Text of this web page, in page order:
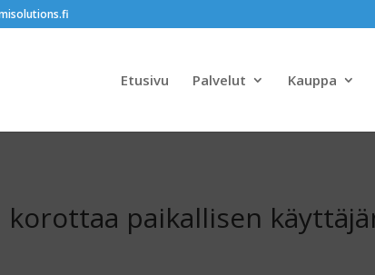
Etusivu Palvelut Kauppa
korottaa paikallisen